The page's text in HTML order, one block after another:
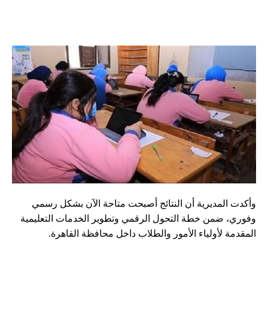
وأكدت المديرية أن النتائج أصبحت متاحة الآن بشكل رسمي
وفوري، ضمن خطة التحول الرقمي وتطوير الخدمات التعليمية
المقدمة لأولياء الأمور والطلاب داخل محافظة القاهرة.